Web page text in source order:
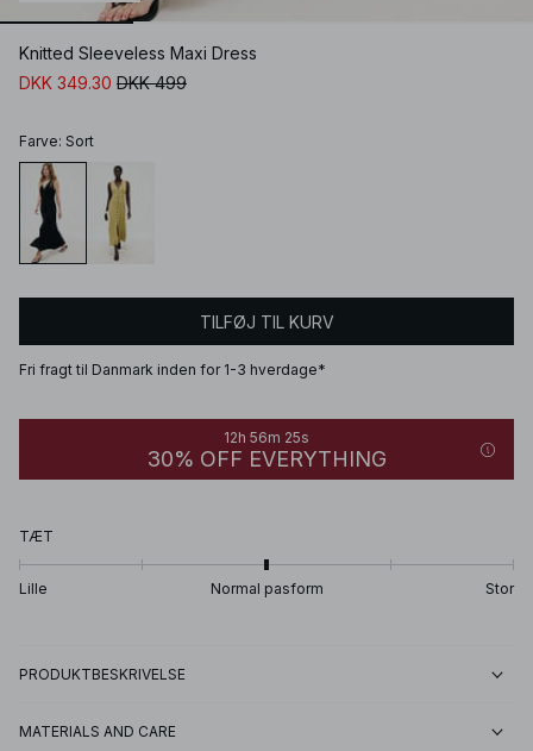
Knitted Sleeveless Maxi Dress
DKK 349.30 DKK 499
Farve: Sort
TILFØJ TIL KURV
Fri fragt til Danmark inden for 1-3 hverdage*
12h 56m 25s
30% OFF EVERYTHING
TÆT
Lille Normal pasform Stor
PRODUKTBESKRIVELSE
MATERIALS AND CARE